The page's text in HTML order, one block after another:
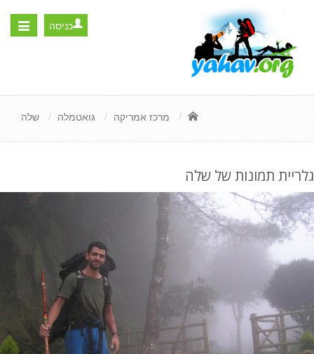
Toggle
כניסה
מרכז אמריקה גואטמלה שלה
גלריית תמונות של שלה